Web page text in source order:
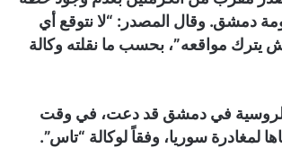
دمشق. وقال المصدر: “لا نتوقع أي
يترك مواقعه”، بحسب ما نقلته وكالة
الروسية في دمشق قد دعت، في وقت
لمغادرة سوريا، وفقاً لوكالة “تاس”.